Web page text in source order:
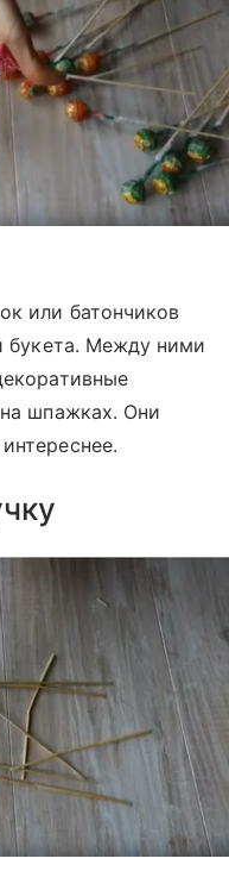
или батончиков
букета. Между ними
шпажках. Они